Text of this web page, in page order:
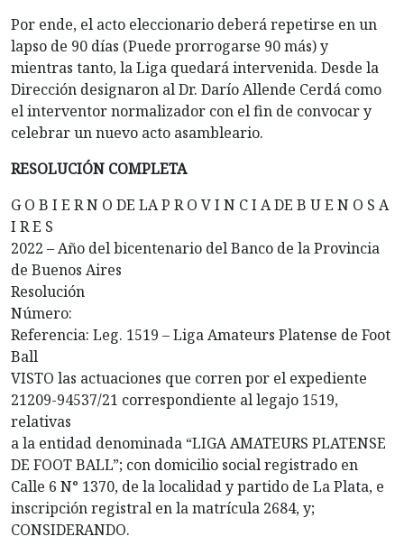
Por ende, el acto eleccionario deberá repetirse en un
lapso de 90 días (Puede prorrogarse 90 más) y
mientras tanto, la Liga quedará intervenida. Desde la
Dirección designaron al Dr. Darío Allende Cerdá como
el interventor normalizador con el fin de convocar y
celebrar un nuevo acto asambleario.
RESOLUCIÓN COMPLETA
G O B I E R N O DE LA P R O V I N C I A DE B U E N O S A
I R E S
2022 – Año del bicentenario del Banco de la Provincia
de Buenos Aires
Resolución
Número:
Referencia: Leg. 1519 – Liga Amateurs Platense de Foot
Ball
VISTO las actuaciones que corren por el expediente
21209-94537/21 correspondiente al legajo 1519,
relativas
a la entidad denominada “LIGA AMATEURS PLATENSE
DE FOOT BALL”; con domicilio social registrado en
Calle 6 N° 1370, de la localidad y partido de La Plata, e
inscripción registral en la matrícula 2684, y;
CONSIDERANDO.